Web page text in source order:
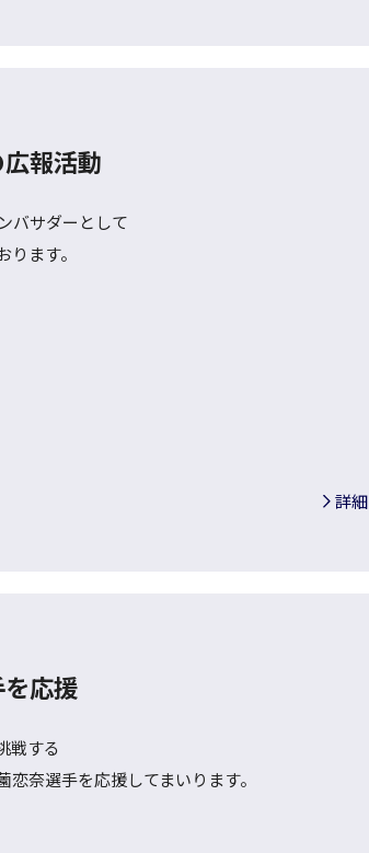
報活動
バサダーとして
ます。
詳
応援
戦する
奈選手を応援してまいります。